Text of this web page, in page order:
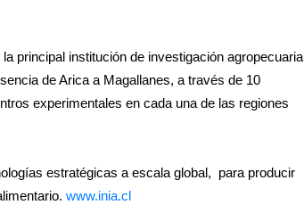
principal institución de investigación agropecuaria
de Arica a Magallanes, a través de 10
experimentales en cada una de las regiones
estratégicas a escala global, para producir
www.inia.cl